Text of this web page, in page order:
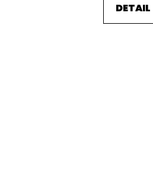
DETAIL